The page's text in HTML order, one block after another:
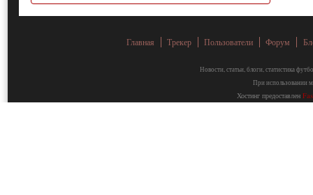
Главная Трекер Пользователи Форум
Новости, статьи, блоги, статистика
При использовании
Хостинг предоставлен